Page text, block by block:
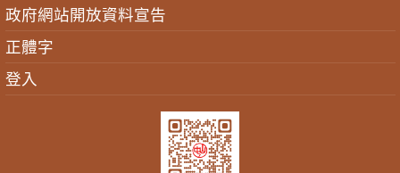
政府網站開放資料宣告
正體字
登入